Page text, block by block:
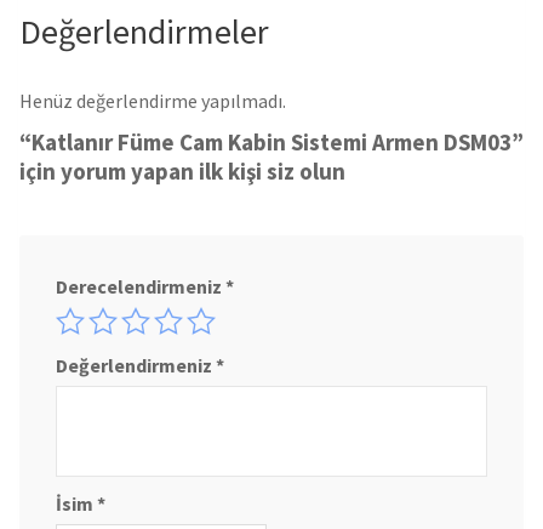
Değerlendirmeler
Henüz değerlendirme yapılmadı.
“Katlanır Füme Cam Kabin Sistemi Armen DSM03”
için yorum yapan ilk kişi siz olun
Derecelendirmeniz *
Değerlendirmeniz *
İsim *